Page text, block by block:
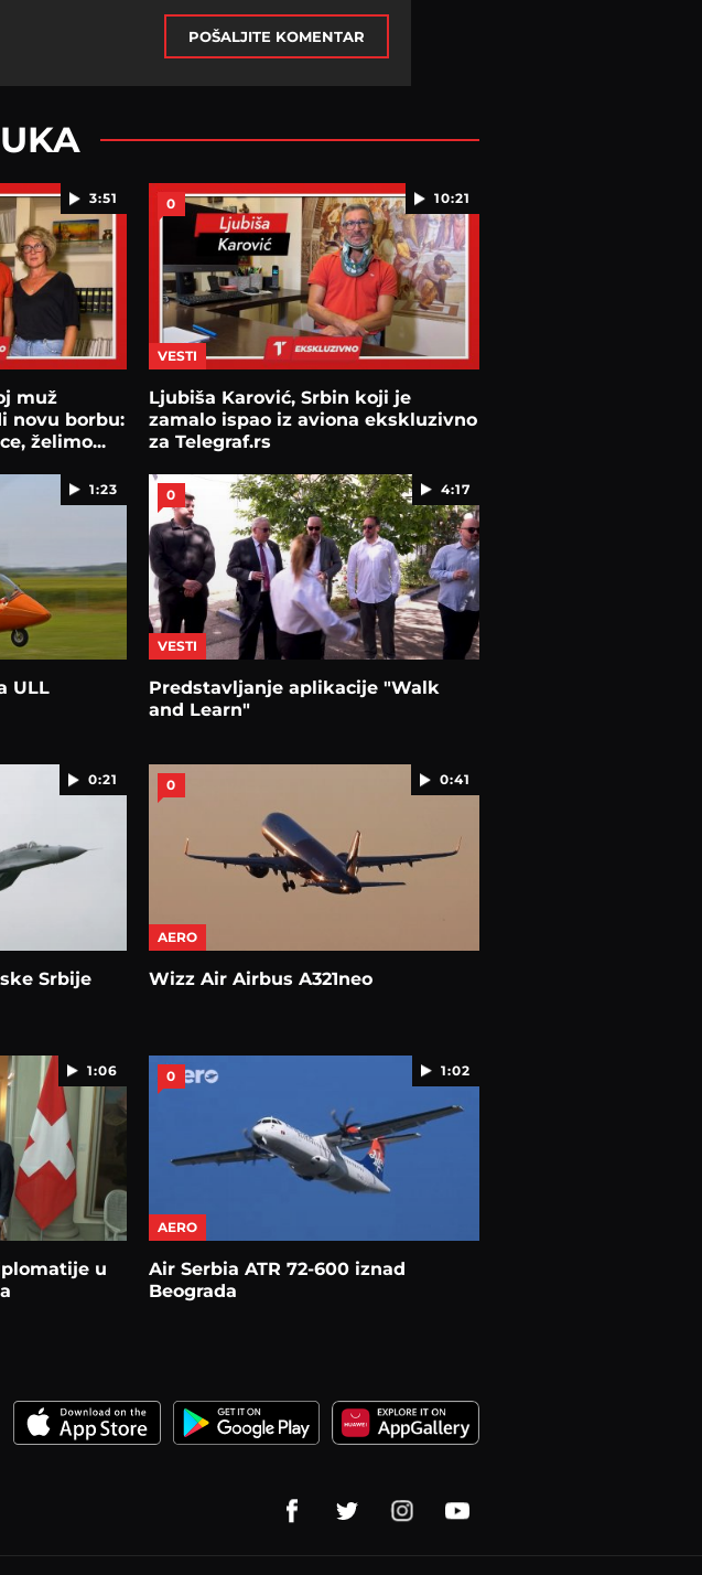
POŠALJITE KOMENTAR
3:51
muž
novu borbu:
želimo...
10:21
0
VESTI
Ljubiša Karović, Srbin koji je
zamalo ispao iz aviona ekskluzivno
za Telegraf.rs
1:23
ULL
4:17
0
VESTI
Predstavljanje aplikacije "Walk
and Learn"
0:21
Srbije
0:41
0
AERO
Wizz Air Airbus A321neo
1:06
u
1:02
0
AERO
Air Serbia ATR 72-600 iznad
Beograda